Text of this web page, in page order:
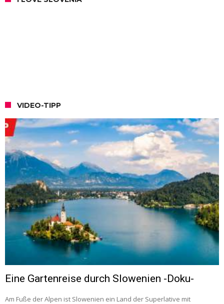
VIDEO-TIPP
Eine Gartenreise durch Slowenien -Doku-
Am Fuße der Alpen ist Slowenien ein Land der Superlative mit